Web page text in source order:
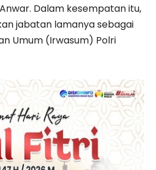
Dalam kesempatan itu,
jabatan lamanya sebagai
Umum (Irwasum) Polri